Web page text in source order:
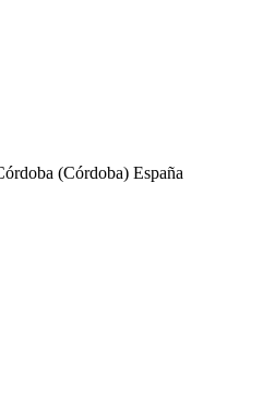
(Córdoba) España